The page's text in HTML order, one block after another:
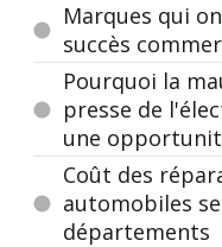
Marques qui
succès
Pourquoi la
presse de
une
Coût des
automobiles
départements